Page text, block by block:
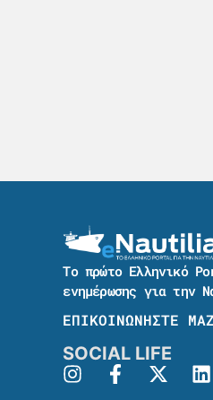
Το πρώτο Ελληνικό
ενημέρωσης για την
ΕΠΙΚΟΙΝΩΝΗΣΤΕ
SOCIAL LIFE